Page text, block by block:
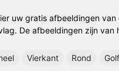
uw gratis afbeeldingen
De afbeeldingen zijn
Vierkant Rond Golf